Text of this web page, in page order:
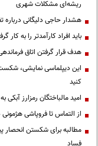
ریشه‌ای مشکلات شهری
هشدار حاجی دلیگانی درباره
باید افراد کارآمدتر را به
هدف قرار گرفتن اتاق‌
این دیپلماسی نمایشی،
کنید
امید مالباختگان رمزارز
از التماس تا فروپاشی هژمونی
مطالبه برای شکستن انحصار
فساد